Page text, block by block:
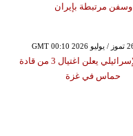
وسفن مرتبطة بإيران
الجيش الإسرائيلي يعلن اغتيال 3 من قادة
حماس في غزة